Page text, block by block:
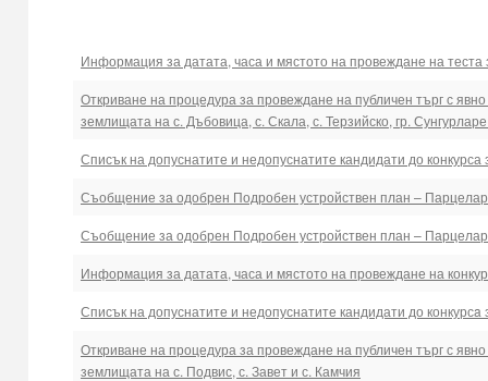
Информация за датата, часа и мястото на провеждане на теста
Откриване на процедура за провеждане на публичен търг с
землищата на с. Дъбовица, с. Скала, с. Терзийско, гр.
Списък на допуснатите и недопуснатите кандидати до
Съобщение за одобрен Подробен устройствен план –
Съобщение за одобрен Подробен устройствен план –
Информация за датата, часа и мястото на провеждане на
Списък на допуснатите и недопуснатите кандидати до
Откриване на процедура за провеждане на публичен търг с
землищата на с. Подвис, с. Завет и с. Камчия